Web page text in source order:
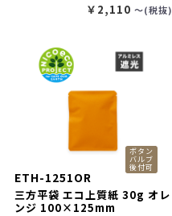
￥2,110 〜(税抜)
ボタン
バルブ
後付可
ETH-1251OR
三方平袋 エコ上質紙 30g オレ
ンジ 100×125mm